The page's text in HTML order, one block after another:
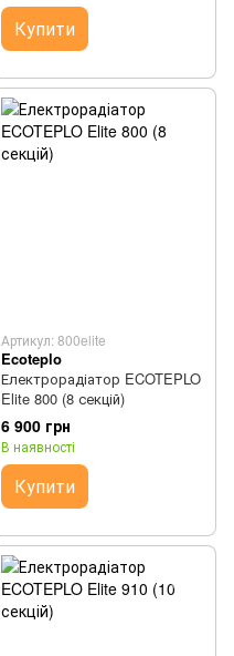
Купити
Артикул: 800elite
Ecoteplo
Електрорадіатор ECOTEPLO
Elite 800 (8 секцій)
6 900 грн
В наявності
Купити